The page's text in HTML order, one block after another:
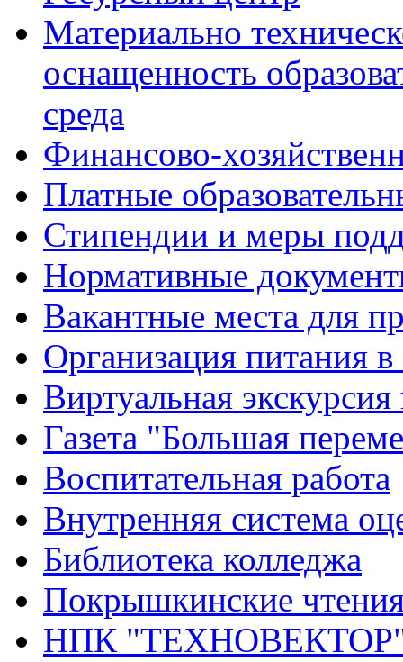
Материально
оснащенность
среда
Финансово-
Платные
Стипендии и меры
Нормативные
Вакантные места для
Организация питания в
Виртуальная
Газета "Большая
Воспитательная работа
Внутренняя система
Библиотека колледжа
Покрышкинские
НПК